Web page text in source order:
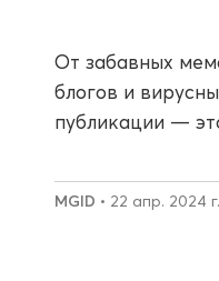
От забавных
блогов и
публикации —
MGID • 22 апр. 2024 г.